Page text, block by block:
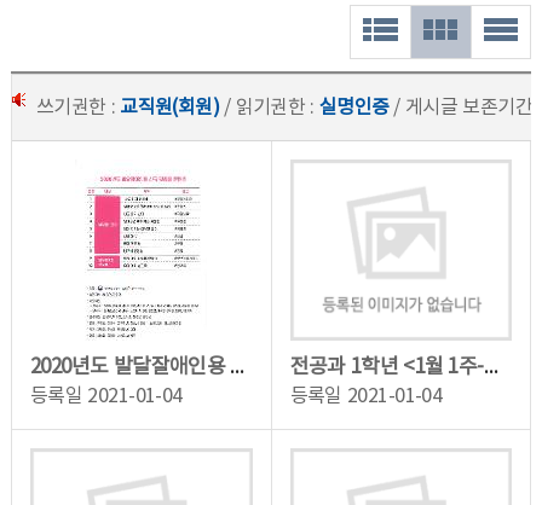
쓰기권한 : 교직원(회원)/ 읽기권한 : 실명인증/ 게시글 보존기간
2020년도 발달잘애인용 콘텐츠 온라인 이용안내
등록일 2021-01-04
전공과 1학년 <1월 1주-직업생활, 현장실습> 학습 동영상
등록일 2021-01-04